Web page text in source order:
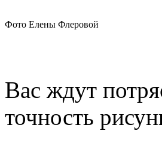
Фото Елены Флеровой
Вас ждут
точность